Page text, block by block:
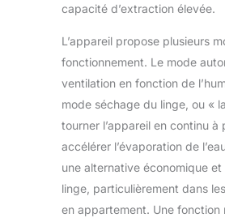
capacité d’extraction élevée.
L’appareil propose plusieurs
fonctionnement. Le mode
ventilation en fonction de
mode séchage du linge, ou «
tourner l’appareil en continu à
accélérer l’évaporation de
une alternative économique
linge, particulièrement dans
en appartement. Une fonction